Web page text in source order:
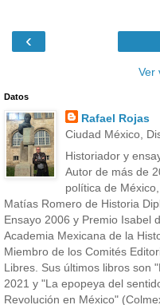
‹
Ver
Datos
Rafael Rojas
Ciudad México,
Historiador y
Autor de más de
política de
Matías Romero de Historia
Ensayo 2006 y Premio Isabel
Academia Mexicana de la
Miembro de los Comités
Libres. Sus últimos libros son
2021 y "La epopeya del
Revolución en México"